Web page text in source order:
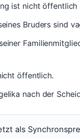
ist nicht
Bruders sind
öffentlich.
nach der
als